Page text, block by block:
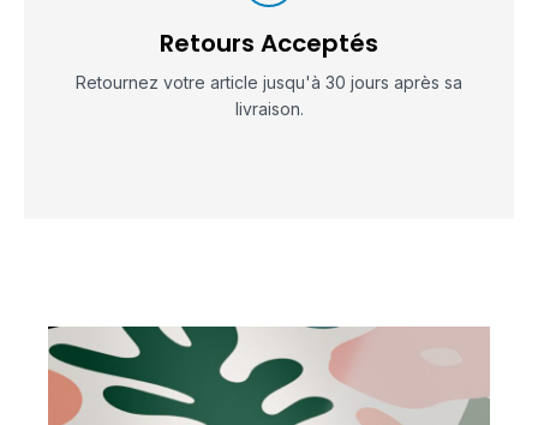
Retours Acceptés
Retournez votre article jusqu'à 30 jours après sa
livraison.